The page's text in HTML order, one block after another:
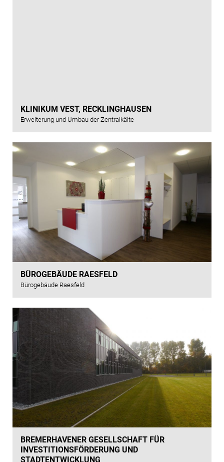
KLINIKUM VEST, RECKLINGHAUSEN
Erweiterung und Umbau der Zentralkälte
BÜROGEBÄUDE RAESFELD
Bürogebäude Raesfeld
BREMERHAVENER GESELLSCHAFT FÜR
INVESTITIONSFÖRDERUNG UND
STADTENTWICKLUNG